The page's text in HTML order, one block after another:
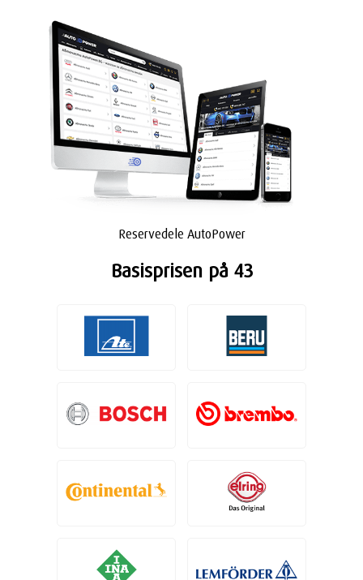
Reservedele AutoPower
Basisprisen på 43